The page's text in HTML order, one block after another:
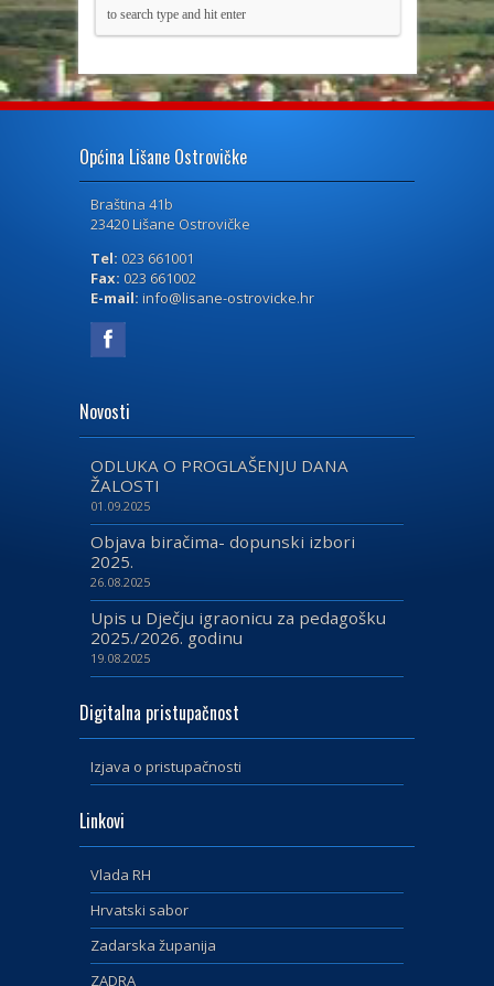
Općina Lišane Ostrovičke
Braština 41b
23420 Lišane Ostrovičke
Tel: 023 661001
Fax: 023 661002
E-mail: info@lisane-ostrovicke.hr
Novosti
ODLUKA O PROGLAŠENJU DANA
ŽALOSTI
01.09.2025
Objava biračima- dopunski izbori
2025.
26.08.2025
Upis u Dječju igraonicu za pedagošku
2025./2026. godinu
19.08.2025
Digitalna pristupačnost
Izjava o pristupačnosti
Linkovi
Vlada RH
Hrvatski sabor
Zadarska županija
ZADRA